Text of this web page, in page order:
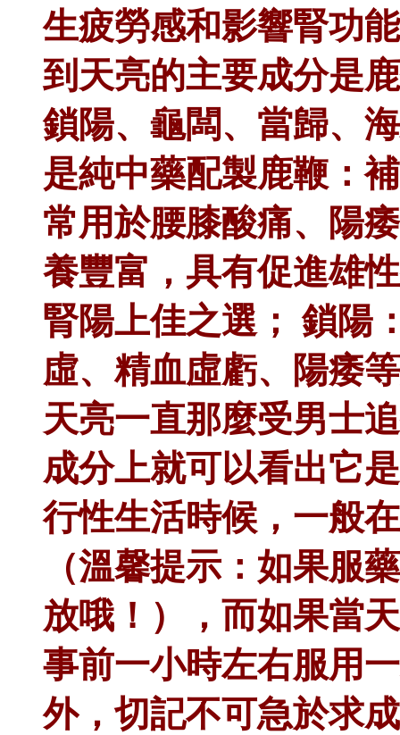
生疲勞感和影響腎功
到天亮的主要成分是
鎖陽、龜闆、當歸、
是純中藥配製鹿鞭：
常用於腰膝酸痛、陽
養豐富，具有促進雄
腎陽上佳之選； 鎖陽
虛、精血虛虧、陽痿
天亮一直那麼受男士
成分上就可以看出它
行性生活時候，一般
（溫馨提示：如果服
放哦！），而如果當
事前一小時左右服用
外，切記不可急於求